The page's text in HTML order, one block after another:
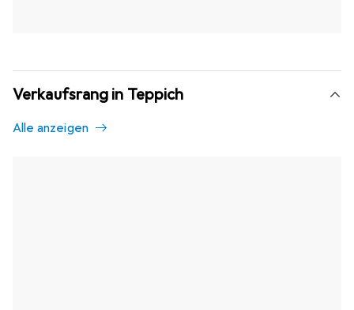
Verkaufsrang in Teppich
Alle anzeigen